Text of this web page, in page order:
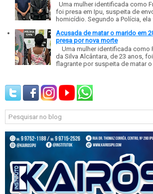
Uma mulher identificada como
foi presa em Ipu, suspeita de
homicídio. Segundo a Polícia, ela
Acusada de matar o marido em
presa por nova morte
Uma mulher identificada como
da Silva Alcântara, de 23 anos,
flagrante por suspeita de matar o